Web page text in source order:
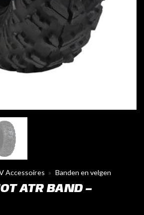
Accessoires » Banden en velgen
ATR BAND –